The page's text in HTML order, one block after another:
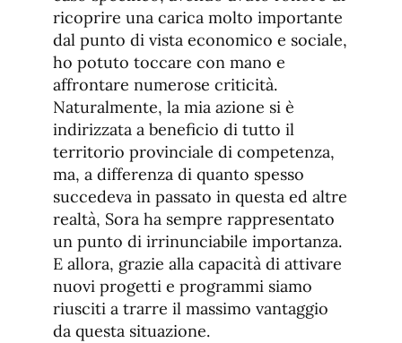
ricoprire una carica molto importante
dal punto di vista economico e sociale,
ho potuto toccare con mano e
affrontare numerose criticità.
Naturalmente, la mia azione si è
indirizzata a beneficio di tutto il
territorio provinciale di competenza,
ma, a differenza di quanto spesso
succedeva in passato in questa ed altre
realtà, Sora ha sempre rappresentato
un punto di irrinunciabile importanza.
E allora, grazie alla capacità di attivare
nuovi progetti e programmi siamo
riusciti a trarre il massimo vantaggio
da questa situazione.